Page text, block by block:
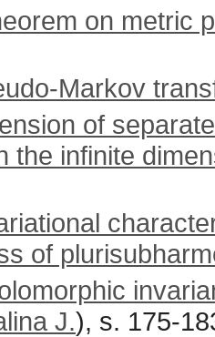
on metric
Markov
of
the infinite
of
J.), s. 175-